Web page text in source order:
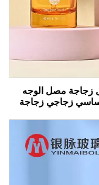
العطر الفارغة الفاخرة 30 مل زجاجة مصل الوجه
40 مل زيت أساسي زجاجي زجاجة